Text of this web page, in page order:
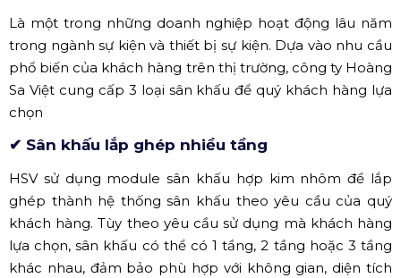
Là một trong những doanh nghiệp hoạt động lâu năm
trong ngành sự kiện và thiết bị sự kiện. Dựa vào nhu cầu
phổ biến của khách hàng trên thị trường, công ty Hoàng
Sa Việt cung cấp 3 loại sân khấu để quý khách hàng lựa
chọn
✔ Sân khấu lắp ghép nhiều tầng
HSV sử dụng module sân khấu hợp kim nhôm để lắp
ghép thành hệ thống sân khấu theo yêu cầu của quý
khách hàng. Tùy theo yêu cầu sử dụng mà khách hàng
lựa chọn, sân khấu có thể có 1 tầng, 2 tầng hoặc 3 tầng
khác nhau, đảm bảo phù hợp với không gian, diện tích